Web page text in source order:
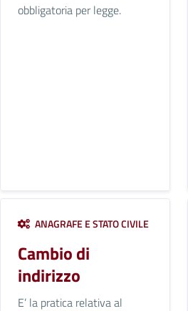
obbligatoria per legge.
ANAGRAFE E STATO CIVILE
Cambio di
indirizzo
E’ la pratica relativa al